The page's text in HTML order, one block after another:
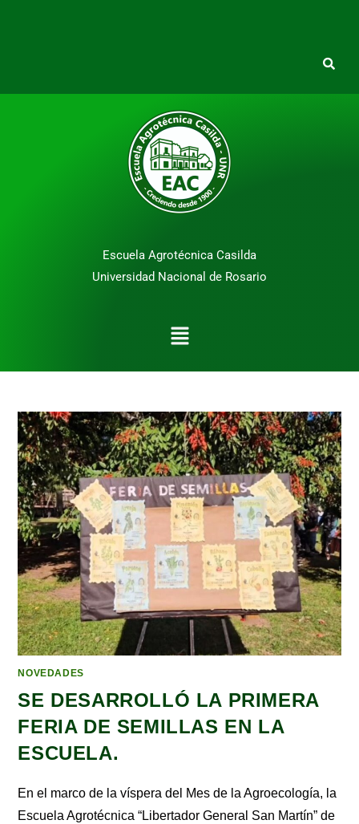
Escuela Agrotécnica Casilda
Universidad Nacional de Rosario
NOVEDADES
SE DESARROLLÓ LA PRIMERA
FERIA DE SEMILLAS EN LA
ESCUELA.
En el marco de la víspera del Mes de la Agroecología, la
Escuela Agrotécnica “Libertador General San Martín” de